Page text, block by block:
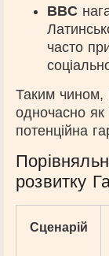
BBC
часто
Таким чином,
одночасно як
потенційна
розвитку
Сценарій